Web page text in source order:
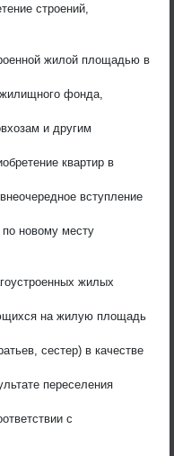
строений,
жилой площадью в
фонда,
и другим
квартир в
вступление
новому месту
жилых
на жилую площадь
сестер) в качестве
переселения
с